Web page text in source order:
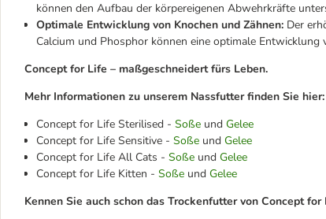
können den Aufbau der körpereigenen Abwehrkräfte
Optimale Entwicklung von Knochen und Zähnen: Der
Calcium und Phosphor können eine optimale
Concept for Life – maßgeschneidert fürs Leben.
Mehr Informationen zu unserem Nassfutter finden Sie hier:
Concept for Life Sterilised - Soße und Gelee
Concept for Life Sensitive - Soße und Gelee
Concept for Life All Cats - Soße und Gelee
Concept for Life Kitten - Soße und Gelee
Kennen Sie auch schon das Trockenfutter von Concept for